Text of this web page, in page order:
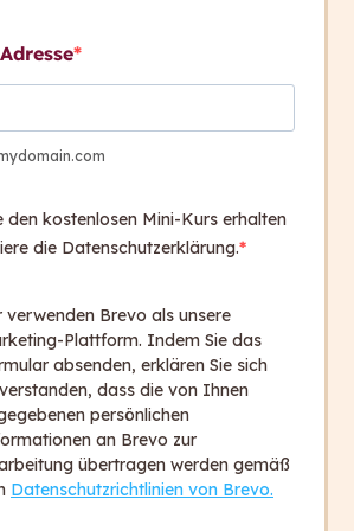
von
an? 3
1
dem Laufenden!
Newsletter anmelden
kostenlosen Mini-Kurs erhalten
die Datenschutzerklärung.
verwenden Brevo als unsere
Plattform. Indem Sie das
absenden, erklären Sie sich
dass die von Ihnen
persönlichen
an Brevo zur
übertragen werden gemäß
Datenschutzrichtlinien von Brevo.